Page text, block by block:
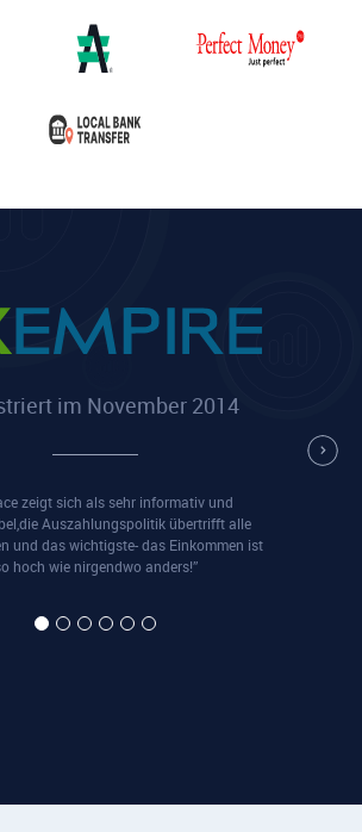
im November 2014
zeigt sich als sehr informativ und
Auszahlungspolitik übertrifft alle
und das wichtigste- das Einkommen ist
hoch wie nirgendwo anders!”